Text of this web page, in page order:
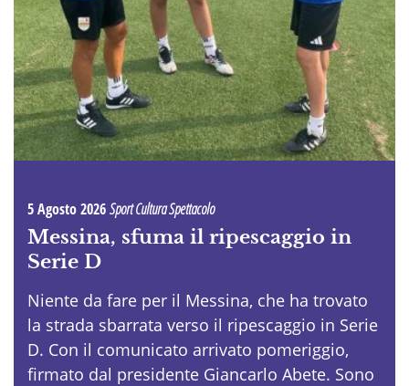
5 Agosto 2026Sport Cultura Spettacolo
Messina, sfuma il ripescaggio in
Serie D
Niente da fare per il Messina, che ha trovato
la strada sbarrata verso il ripescaggio in Serie
D. Con il comunicato arrivato pomeriggio,
firmato dal presidente Giancarlo Abete. Sono